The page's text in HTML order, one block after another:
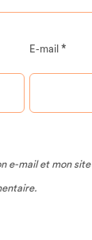
E-mail*
e-mail et mon